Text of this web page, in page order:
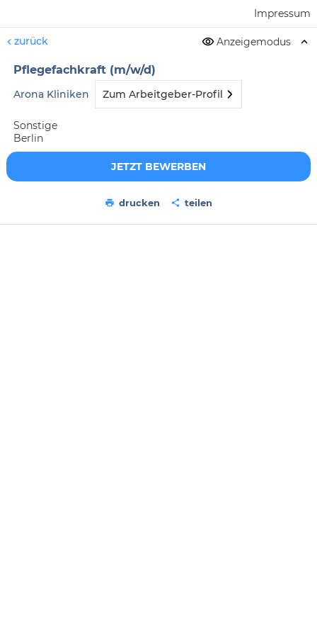
Impressum
zurück Anzeigemodus
Pflegefachkraft (m/w/d)
Arona Kliniken Zum Arbeitgeber-Profil
Sonstige
Berlin
JETZT BEWERBEN
drucken teilen